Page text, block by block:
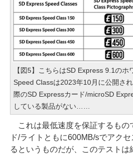
【図5】こちらはSD Express 9.1のホ
Speed Classは2023年10月に公開さ
際のSD Expressカード/microSD
している製品がない……
これは最低速度を保証するもの
ド/ライトともに600MB/sでアク
るというものだが、このテストは